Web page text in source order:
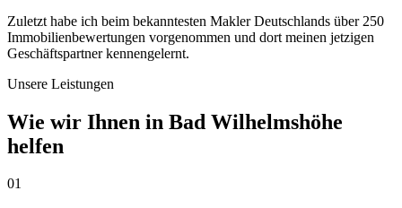
Zuletzt habe ich beim bekanntesten Makler Deutschlands über 250
Immobilienbewertungen vorgenommen und dort meinen jetzigen
Geschäftspartner kennengelernt.
Unsere Leistungen
Wie wir Ihnen in Bad Wilhelmshöhe
helfen
01